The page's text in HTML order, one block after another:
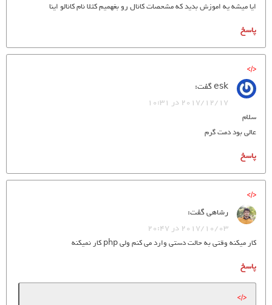
ایا میشه یه اموزش بدید که مشحصات کانال رو بغهمیم کثلا نام کانالو اینا
پاسخ
eskگفت:
2017/12/17 در 10:31
سلام
عالی بود دمت گرم
پاسخ
رشاهیگفت:
2017/10/03 در 20:47
کار میکنه وقتی به حالت دستی وارد می کنم ولی php کار نمیکنه
پاسخ